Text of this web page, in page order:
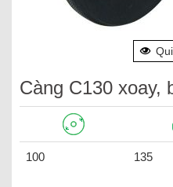
Càng C130 xoay,
100 135